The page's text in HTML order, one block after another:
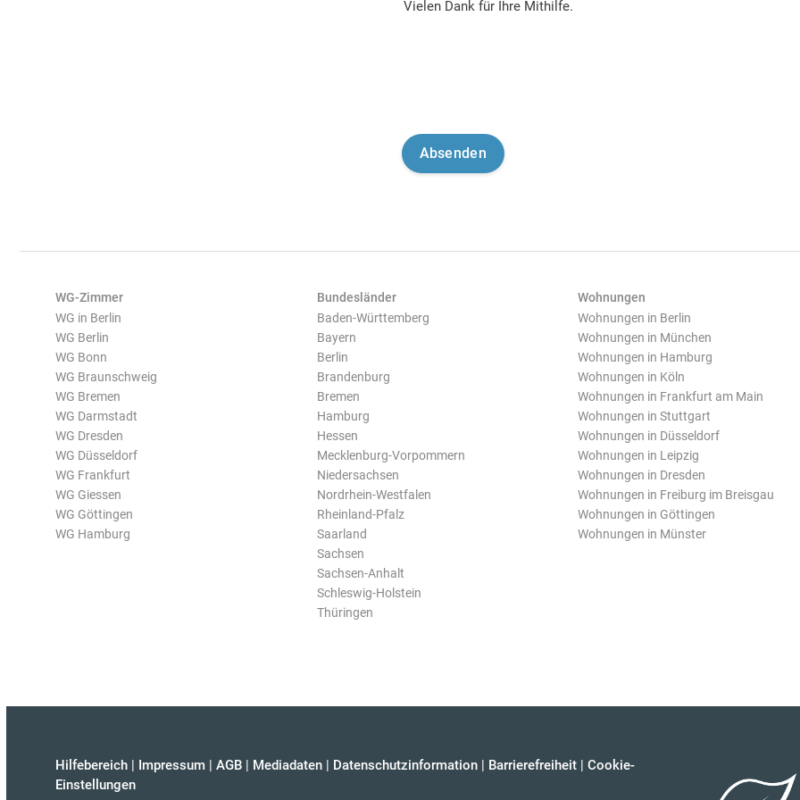
Vielen Dank für Ihre Mithilfe.
WG-Zimmer
WG in Berlin
WG Berlin
WG Bonn
WG Braunschweig
WG Bremen
WG Darmstadt
WG Dresden
WG Düsseldorf
WG Frankfurt
WG Giessen
WG Göttingen
WG Hamburg
Bundesländer
Baden-Württemberg
Bayern
Berlin
Brandenburg
Bremen
Hamburg
Hessen
Mecklenburg-Vorpommern
Niedersachsen
Nordrhein-Westfalen
Rheinland-Pfalz
Saarland
Sachsen
Sachsen-Anhalt
Schleswig-Holstein
Thüringen
Wohnungen
Wohnungen in Berlin
Wohnungen in München
Wohnungen in Hamburg
Wohnungen in Köln
Wohnungen in Frankfurt am Main
Wohnungen in Stuttgart
Wohnungen in Düsseldorf
Wohnungen in Leipzig
Wohnungen in Dresden
Wohnungen in Freiburg im Breisgau
Wohnungen in Göttingen
Wohnungen in Münster
Hilfebereich | Impressum | AGB | Mediadaten | Datenschutzinformation | Barrierefreiheit | Cookie-
Einstellungen